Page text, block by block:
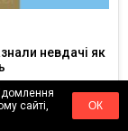
невдачі як
сайті,
ОК